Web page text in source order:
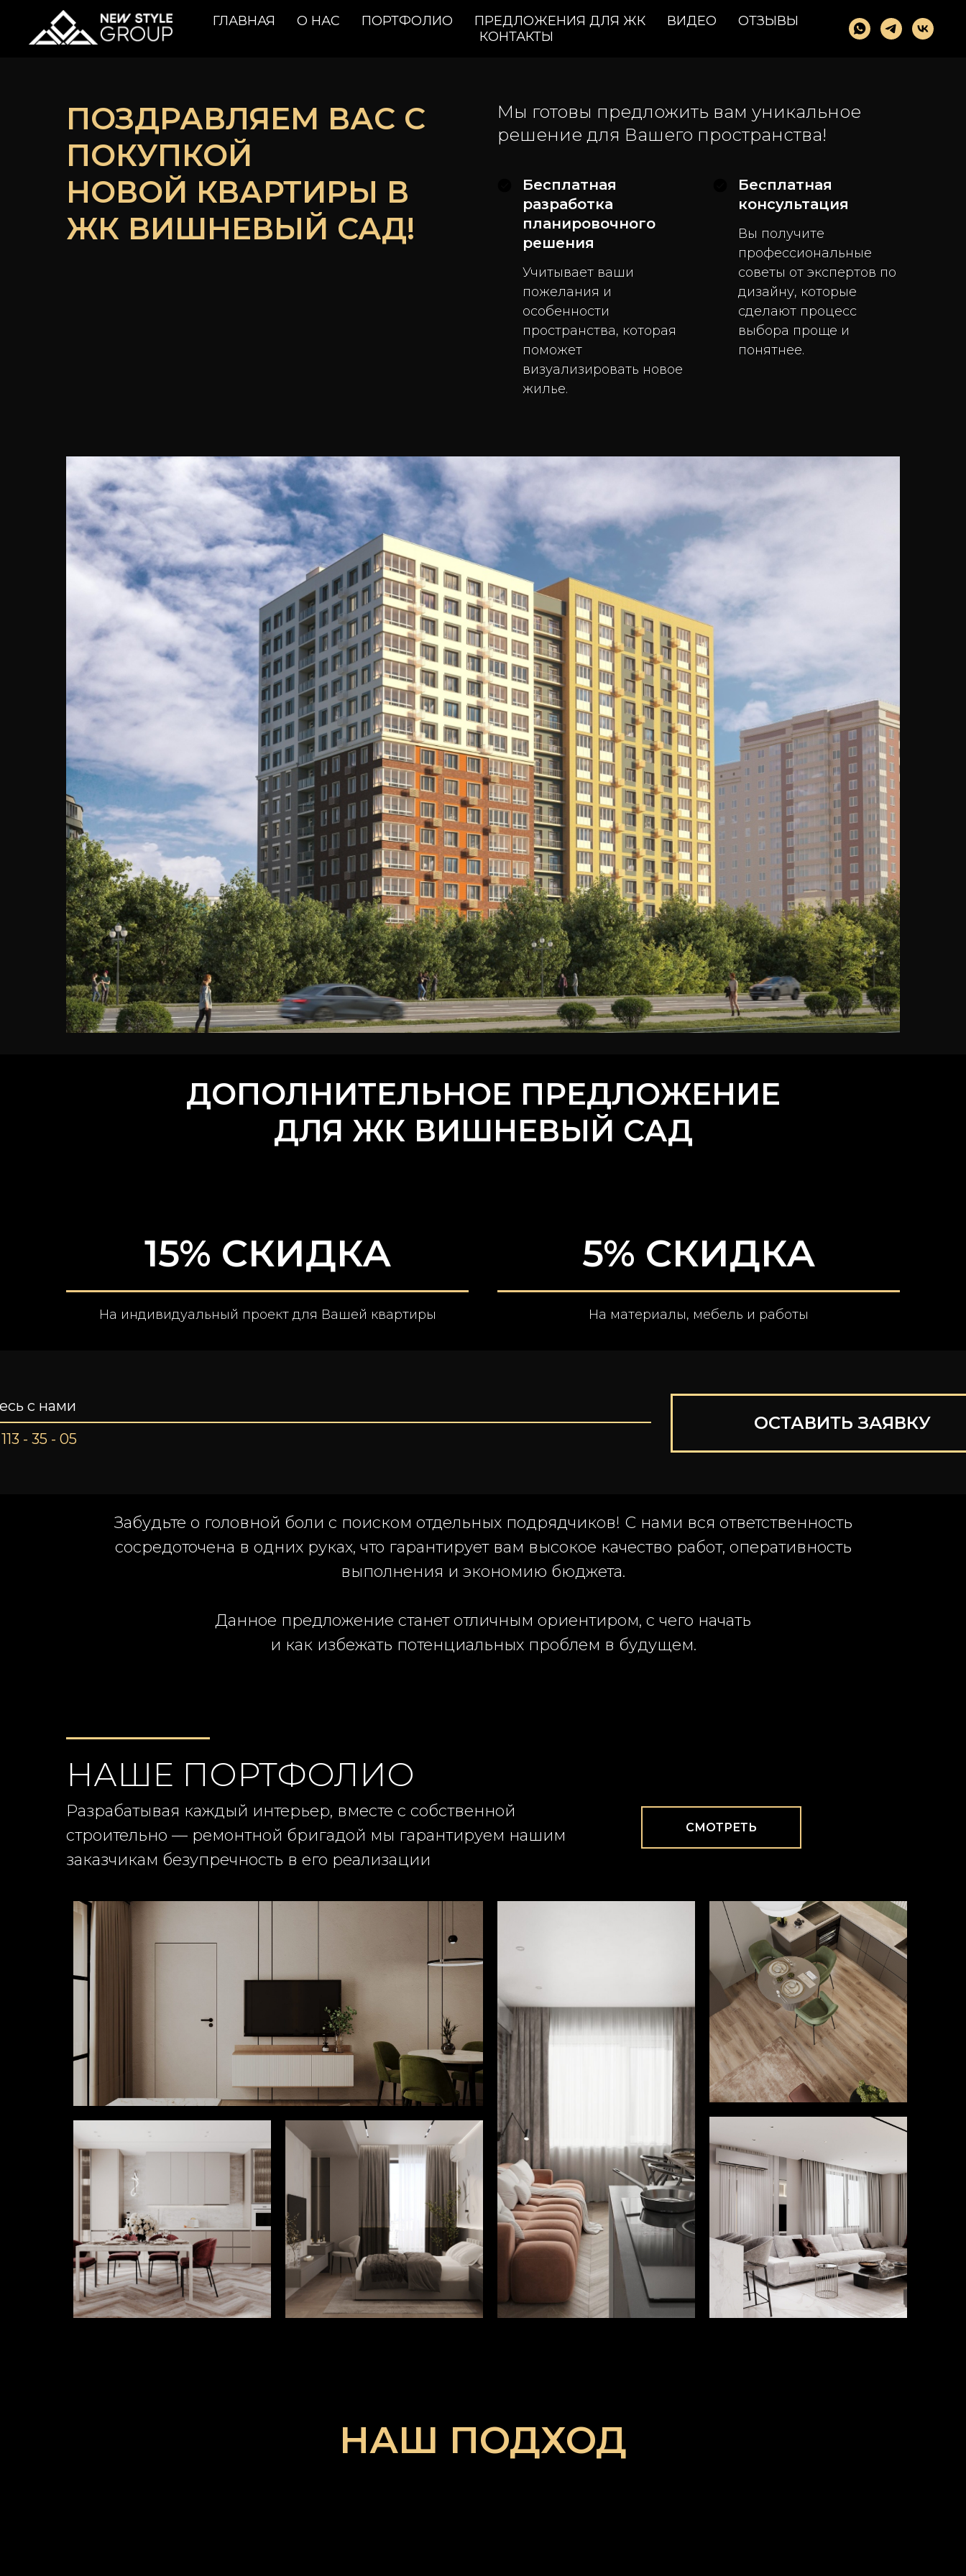
ГЛАВНАЯ О НАС ПОРТФОЛИО ПРЕДЛОЖЕНИЯ ДЛЯ ЖК ВИДЕО
ОТЗЫВЫ
КОНТАКТЫ
ПОЗДРАВЛЯЕМ ВАС С
ПОКУПКОЙ
НОВОЙ КВАРТИРЫ В
ЖК ВИШНЕВЫЙ САД!
Мы готовы предложить вам уникальное
решение для Вашего пространства!
Бесплатная
разработка
планировочного
решения
Учитывает ваши
пожелания и
особенности
пространства, которая
поможет
визуализировать новое
жилье.
Бесплатная
консультация
Вы получите
профессиональные
советы от экспертов по
дизайну, которые
сделают процесс
выбора проще и
понятнее.
ДОПОЛНИТЕЛЬНОЕ ПРЕДЛОЖЕНИЕ
ДЛЯ ЖК ВИШНЕВЫЙ САД
15% СКИДКА
На индивидуальный проект для Вашей квартиры
5% СКИДКА
На материалы, мебель и работы
ОСТАВИТЬ ЗАЯВКУ
с нами
- 35 - 05
Забудьте о головной боли с поиском отдельных подрядчиков! С нами вся ответственность
сосредоточена в одних руках, что гарантирует вам высокое качество работ, оперативность
выполнения и экономию бюджета.
Данное предложение станет отличным ориентиром, с чего начать
и как избежать потенциальных проблем в будущем.
НАШЕ ПОРТФОЛИО
Разрабатывая каждый интерьер, вместе с собственной
строительно — ремонтной бригадой мы гарантируем нашим
заказчикам безупречность в его реализации
СМОТРЕТЬ
Смотреть
Смотреть
Смотреть
НАШ ПОДХОД